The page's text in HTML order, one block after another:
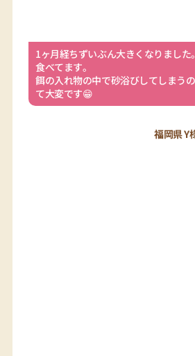
1ヶ月経ちずいぶん大きくなりました
食べてます。
餌の入れ物の中で砂浴びしてしまう
て大変です😁
福岡県 Y